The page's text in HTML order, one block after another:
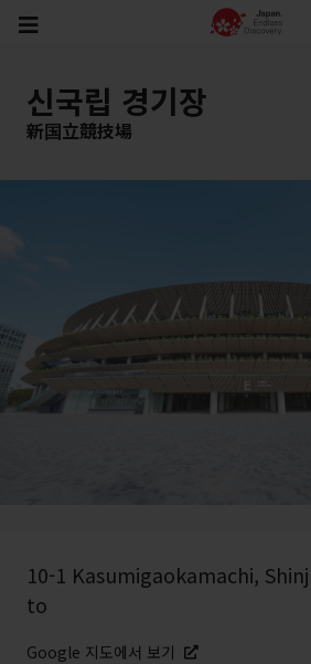
신국립 경기장
新国立競技場
10-1 Kasumigaokamachi,
to
Google 지도에서 보기